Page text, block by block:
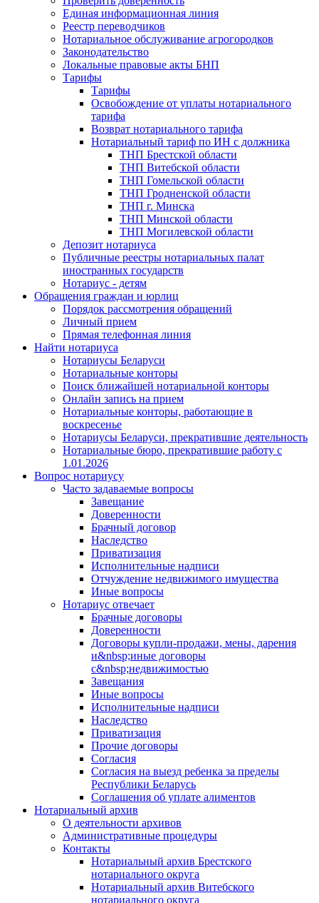
Единая информационная линия
Реестр переводчиков
Нотариальное обслуживание агрогородков
Законодательство
Локальные правовые акты БНП
Тарифы
Тарифы
Освобождение от уплаты нотариального
тарифа
Возврат нотариального тарифа
Нотариальный тариф по ИН с должника
ТНП Брестской области
ТНП Витебской области
ТНП Гомельской области
ТНП Гродненской области
ТНП г. Минска
ТНП Минской области
ТНП Могилевской области
Депозит нотариуса
Публичные реестры нотариальных палат
иностранных государств
Нотариус - детям
Обращения граждан и юрлиц
Порядок рассмотрения обращений
Личный прием
Прямая телефонная линия
Найти нотариуса
Нотариусы Беларуси
Нотариальные конторы
Поиск ближайшей нотариальной конторы
Онлайн запись на прием
Нотариальные конторы, работающие в
воскресенье
Нотариусы Беларуси, прекратившие деятельность
Нотариальные бюро, прекратившие работу с
1.01.2026
Вопрос нотариусу
Часто задаваемые вопросы
Завещание
Доверенности
Брачный договор
Наследство
Приватизация
Исполнительные надписи
Отчуждение недвижимого имущества
Иные вопросы
Нотариус отвечает
Брачные договоры
Доверенности
Договоры купли-продажи, мены, дарения
и&nbsp;иные договоры
с&nbsp;недвижимостью
Завещания
Иные вопросы
Исполнительные надписи
Наследство
Приватизация
Прочие договоры
Согласия
Согласия на выезд ребенка за пределы
Республики Беларусь
Соглашения об уплате алиментов
Нотариальный архив
О деятельности архивов
Административные процедуры
Контакты
Нотариальный архив Брестского
нотариального округа
Нотариальный архив Витебского
нотариального округа